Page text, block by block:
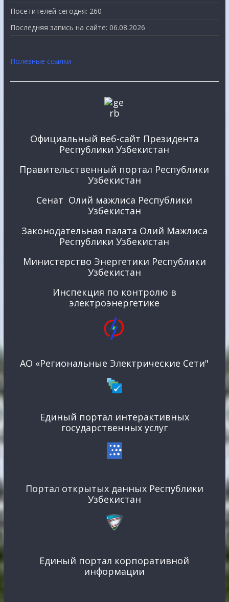
Посетителей сегодня: 260
Последняя запись на сайте: 06.08.2026
Полезные ссылки
Официальный веб-сайт Президента
Республики Узбекистан
Правительственный портал Республики
Узбекистан
Сенат Олий мажлиса Республики
Узбекистан
Законодательная палата Олий Мажлиса
Республики Узбекистан
Министерство Энергетики Республики
Узбекистан
Инспекция по контролю в
электроэнергетике
АО «Региональные Электрические Сети"
Единый портал интерактивных
государственных услуг
Портал открытых данных Республики
Узбекистан
Единый портал корпоративной
информации